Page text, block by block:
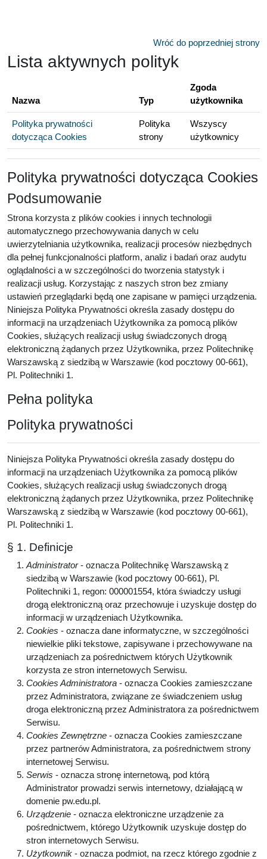
Wróć do poprzedniej strony
Lista aktywnych polityk
Nazwa Typ
Zgoda
użytkownika
Polityka prywatności
dotycząca Cookies
Polityka
strony
Wszyscy
użytkownicy
Polityka prywatności dotycząca Cookies
Podsumowanie
Strona korzysta z plików cookies i innych technologii
automatycznego przechowywania danych w celu
uwierzytelniania użytkownika, realizacji procesów niezbędnych
dla pełnej funkcjonalności platform, analiz i badań oraz audytu
oglądalności a w szczególności do tworzenia statystyk i
realizacji usług. Korzystając z naszych stron bez zmiany
ustawień przeglądarki będą one zapisane w pamięci urządzenia.
Niniejsza Polityka Prywatności określa zasady dostępu do
informacji na urządzeniach Użytkownika za pomocą plików
Cookies, służących realizacji usług świadczonych drogą
elektroniczną żądanych przez Użytkownika, przez Politechnikę
Warszawską z siedzibą w Warszawie (kod pocztowy 00-661),
Pl. Politechniki 1.
Pełna polityka
Polityka prywatności
Niniejsza Polityka Prywatności określa zasady dostępu do
informacji na urządzeniach Użytkownika za pomocą plików
Cookies, służących realizacji usług świadczonych drogą
elektroniczną żądanych przez Użytkownika, przez Politechnikę
Warszawską z siedzibą w Warszawie (kod pocztowy 00-661),
Pl. Politechniki 1.
§ 1. Definicje
Administrator- oznacza Politechnikę Warszawską z
siedzibą w Warszawie (kod pocztowy 00-661), Pl.
Politechniki 1, regon: 000001554, która świadczy usługi
drogą elektroniczną oraz przechowuje i uzyskuje dostęp do
informacji w urządzeniach Użytkownika.
Cookies - oznacza dane informatyczne, w szczególności
niewielkie pliki tekstowe, zapisywane i przechowywane na
urządzeniach za pośrednictwem których Użytkownik
korzysta ze stron internetowych Serwisu.
Cookies Administratora - oznacza Cookies zamieszczane
przez Administratora, związane ze świadczeniem usług
droga elektroniczną przez Administratora za pośrednictwem
Serwisu.
Cookies Zewnętrzne - oznacza Cookies zamieszczane
przez partnerów Administratora, za pośrednictwem strony
internetowej Serwisu.
Serwis - oznacza stronę internetową, pod którą
Administrator prowadzi serwis internetowy, działającą w
domenie pw.edu.pl.
Urządzenie - oznacza elektroniczne urządzenie za
pośrednictwem, którego Użytkownik uzyskuje dostęp do
stron internetowych Serwisu.
Użytkownik - oznacza podmiot, na rzecz którego zgodnie z